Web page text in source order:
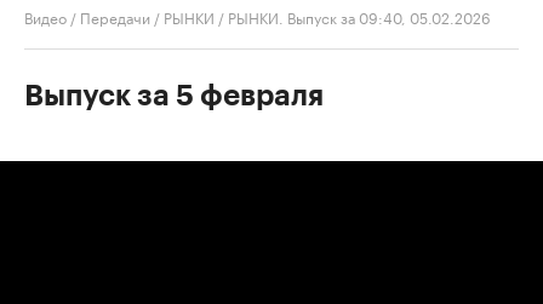
Видео / Передачи / РЫНКИ / РЫНКИ. Выпуск за 09:40, 05.02.2026
Выпуск за 5 февраля